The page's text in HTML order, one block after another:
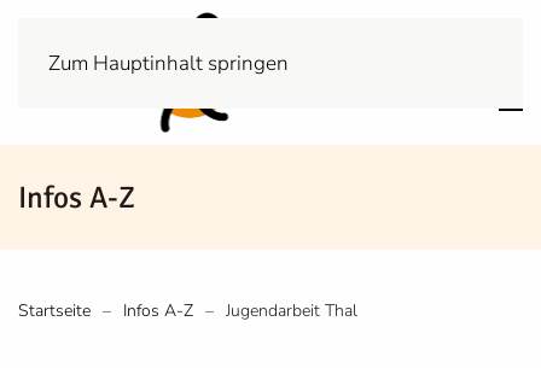
Zum Hauptinhalt springen
Infos A-Z
Startseite Infos A-Z Jugendarbeit Thal